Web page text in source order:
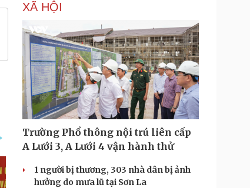
XÃ HỘI
Trường Phổ thông nội trú liên cấp
A Lưới 3, A Lưới 4 vận hành thử
1 người bị thương, 303 nhà dân bị ảnh
hưởng do mưa lũ tại Sơn La